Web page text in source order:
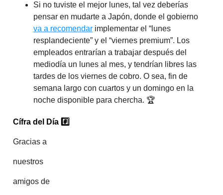
Si no tuviste el mejor lunes, tal vez deberías
pensar en mudarte a Japón, donde el gobierno
va a recomendar implementar el “lunes
resplandeciente” y el “viernes premium”. Los
empleados entrarían a trabajar después del
mediodía un lunes al mes, y tendrían libres las
tardes de los viernes de cobro. O sea, fin de
semana largo con cuartos y un domingo en la
noche disponible para chercha. 🏆
Cífra del Día #️⃣
Gracias a
nuestros
amigos de